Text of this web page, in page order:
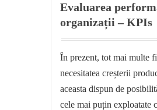
Evaluarea
organizații – KPIs
În prezent, tot mai multe
necesitatea creșterii
aceasta dispun de
cele mai puțin exploatate